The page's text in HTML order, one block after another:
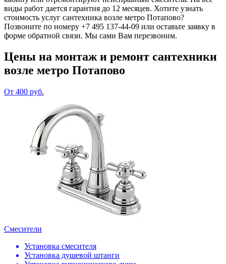
виды работ дается гарантия до 12 месяцев. Хотите узнать
стоимость услуг сантехника возле метро Потапово?
Позвоните по номеру +7 495 137-44-09 или оставьте заявку в
форме обратной связи. Мы сами Вам перезвоним.
Цены на монтаж и ремонт сантехники
возле метро Потапово
От 400 руб.
Смесители
Установка смесителя
Установка душевой штанги